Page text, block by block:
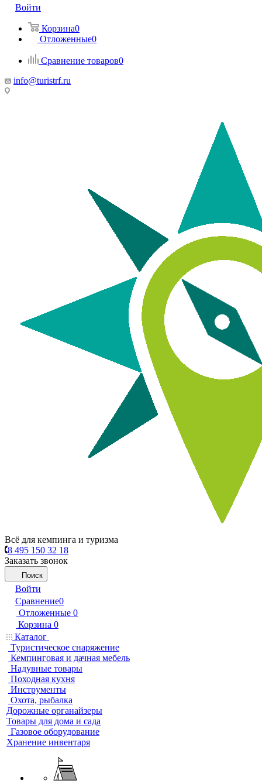
Войти
Корзина0
Отложенные0
Сравнение товаров0
info@turistrf.ru
Всё для кемпинга и туризма
8 495 150 32 18
Заказать звонок
Поиск
Войти
Сравнение0
Отложенные 0
Корзина 0
Каталог
Туристическое снаряжение
Кемпинговая и дачная мебель
Надувные товары
Походная кухня
Инструменты
Охота, рыбалка
Дорожные органайзеры
Товары для дома и сада
Газовое оборудование
Хранение инвентаря